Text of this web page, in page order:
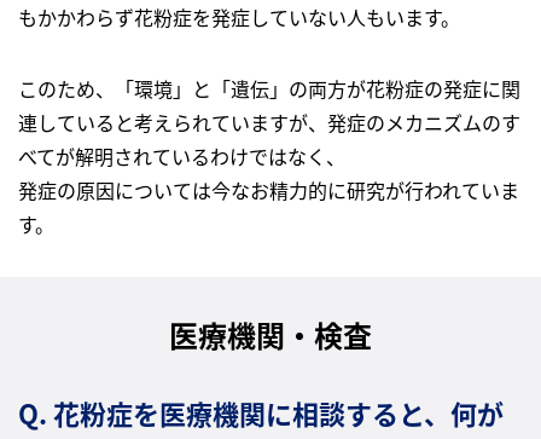
もかかわらず花粉症を発症していない人もいます。
このため、「環境」と「遺伝」の両方が花粉症の発症に関
連していると考えられていますが、発症のメカニズムのす
べてが解明されているわけではなく、
発症の原因については今なお精力的に研究が行われていま
す。
医療機関・検査
Q. 花粉症を医療機関に相談すると、何が